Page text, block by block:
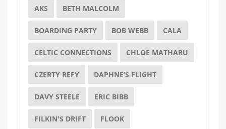
AKS BETH MALCOLM
BOARDING PARTY BOB WEBB CALA
CELTIC CONNECTIONS CHLOE MATHARU
CZERTY REFY DAPHNE’S FLIGHT
DAVY STEELE ERIC BIBB
FILKIN'S DRIFT FLOOK